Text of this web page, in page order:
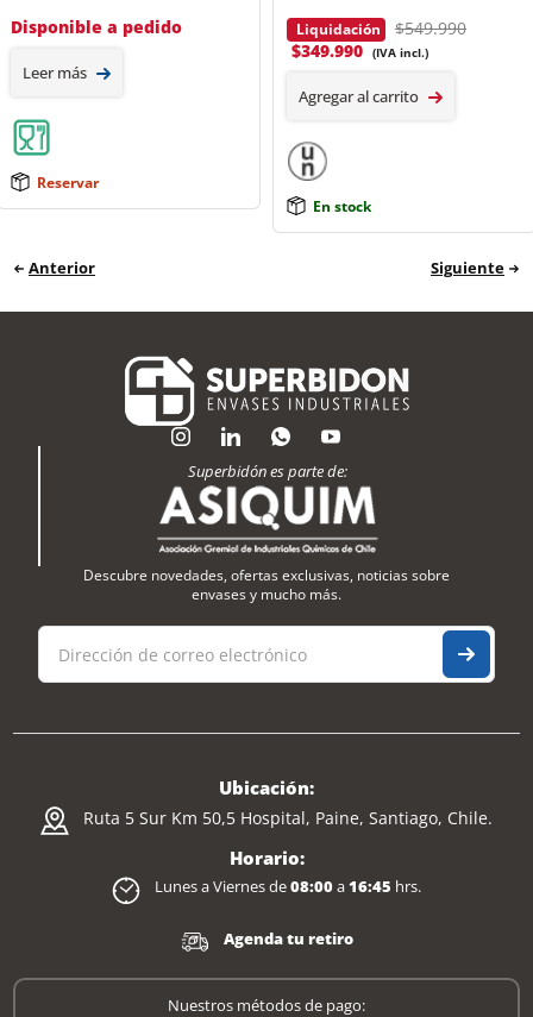
Disponible a pedido
Leer más
Reservar
Liquidación
$549.990
$349.990 (IVA incl.)
Agregar al carrito
En stock
Anterior Siguiente
Superbidón es parte de:
Descubre novedades, ofertas exclusivas, noticias sobre
envases y mucho más.
Ubicación:
Ruta 5 Sur Km 50,5 Hospital, Paine, Santiago, Chile.
Horario:
Lunes a Viernes de08:00a16:45 hrs.
Agenda tu retiro
Nuestros métodos de pago: